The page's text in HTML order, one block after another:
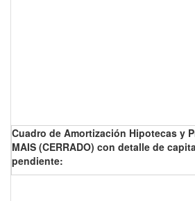
Cuadro de Amortización Hipotecas y
MAIS (CERRADO) con detalle de
pendiente: